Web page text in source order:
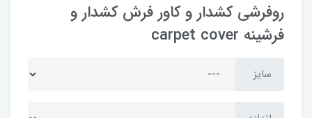
روفرشی کشدار و کاور فرش کشدار و
فرشینه carpet cover
سایز